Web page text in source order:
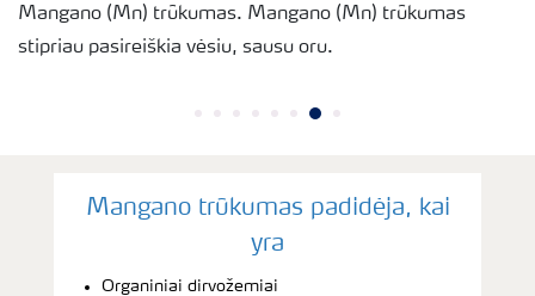
Mangano (Mn) trūkumas. Mangano (Mn) trūkumas
stipriau pasireiškia vėsiu, sausu oru.
Mangano trūkumas padidėja, kai
yra
Organiniai dirvožemiai